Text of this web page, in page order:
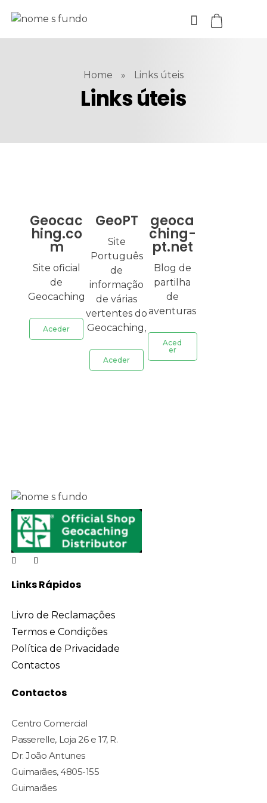
Home » Links úteis
Links úteis
Geocac
hing.co
m
Site oficial
de
Geocaching
Aceder
GeoPT
Site
Português
de
informação
de várias
vertentes do
Geocaching,
Aceder
geoca
ching-
pt.net
Blog de
partilha
de
aventuras
Aced
er
Links Rápidos
Livro de Reclamações
Termos e Condições
Política de Privacidade
Contactos
Contactos
Centro Comercial
Passerelle, Loja 26 e 17, R.
Dr. João Antunes
Guimarães, 4805-155
Guimarães